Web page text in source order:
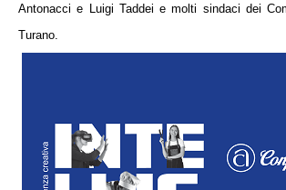
Antonacci e Luigi Taddei e molti sindaci dei
Turano.